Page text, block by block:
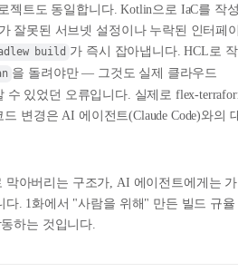
젝트도 동일합니다. Kotlin으로 IaC를 작
잘못된 서브넷 설정이나 누락된 인터페
build 가 즉시 잡아냅니다. HCL로 작
을 돌려야만 — 그것도 실제 클라우드
수 있었던 오류입니다. 실제로 flex-
변경은 AI 에이전트(Claude Code)와의
막아버리는 구조가, AI 에이전트에게는 가
다. 1화에서 "사람을 위해" 만든 빌드 규율
하는 것입니다.